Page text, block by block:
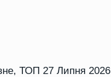
, ТОП 27 Липня 2026